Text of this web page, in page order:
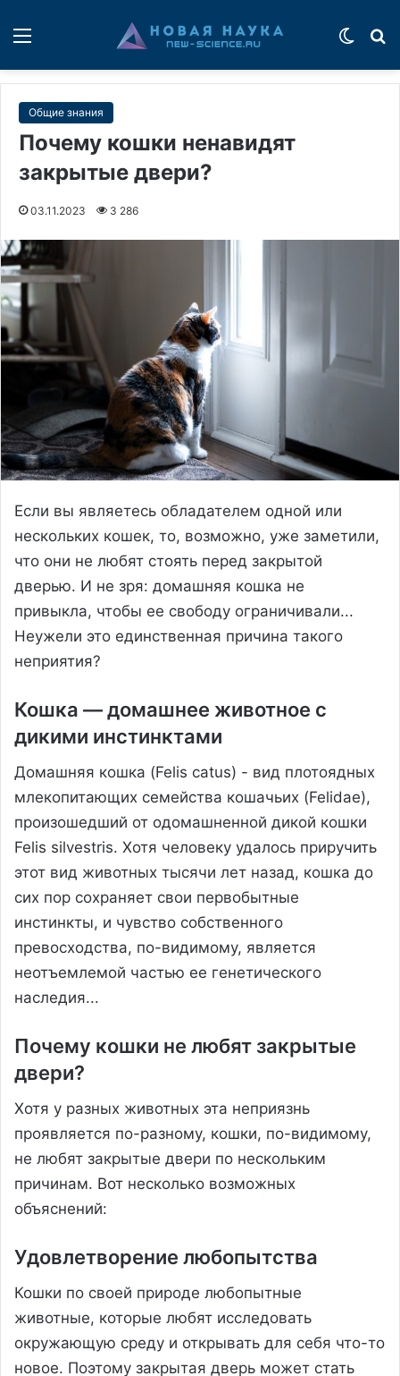
Общие знания
Почему кошки ненавидят
закрытые двери?
03.11.2023 3 286
Если вы являетесь обладателем одной или
нескольких кошек, то, возможно, уже заметили,
что они не любят стоять перед закрытой
дверью. И не зря: домашняя кошка не
привыкла, чтобы ее свободу ограничивали...
Неужели это единственная причина такого
неприятия?
Кошка — домашнее животное с
дикими инстинктами
Домашняя кошка (Felis catus) - вид плотоядных
млекопитающих семейства кошачьих (Felidae),
произошедший от одомашненной дикой кошки
Felis silvestris. Хотя человеку удалось приручить
этот вид животных тысячи лет назад, кошка до
сих пор сохраняет свои первобытные
инстинкты, и чувство собственного
превосходства, по-видимому, является
неотъемлемой частью ее генетического
наследия...
Почему кошки не любят закрытые
двери?
Хотя у разных животных эта неприязнь
проявляется по-разному, кошки, по-видимому,
не любят закрытые двери по нескольким
причинам. Вот несколько возможных
объяснений:
Удовлетворение любопытства
Кошки по своей природе любопытные
животные, которые любят исследовать
окружающую среду и открывать для себя что-то
новое. Поэтому закрытая дверь может стать